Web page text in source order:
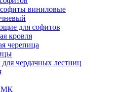
виниловые
для софитов
кровля
черепица
чердачных лестниц